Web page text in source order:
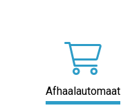
Afhaalautomaat